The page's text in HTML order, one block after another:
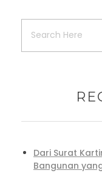
Dari Surat
Bangunan